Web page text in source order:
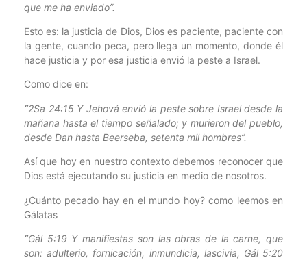
que me ha enviado”.
Esto es: la justicia de Dios, Dios es paciente, paciente con
la gente, cuando peca, pero llega un momento, donde él
hace justicia y por esa justicia envió la peste a Israel.
Como dice en:
“2Sa 24:15 Y Jehová envió la peste sobre Israel desde la
mañana hasta el tiempo señalado; y murieron del pueblo,
desde Dan hasta Beerseba, setenta mil hombres”.
Así que hoy en nuestro contexto debemos reconocer que
Dios está ejecutando su justicia en medio de nosotros.
¿Cuánto pecado hay en el mundo hoy? como leemos en
Gálatas
“Gál 5:19 Y manifiestas son las obras de la carne, que
son: adulterio, fornicación, inmundicia, lascivia, Gál 5:20